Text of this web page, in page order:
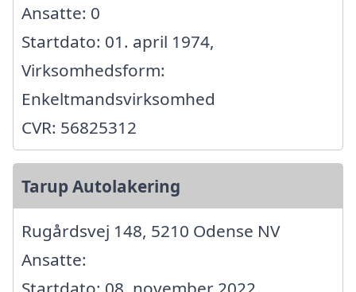
Ansatte: 0
Startdato: 01. april 1974,
Virksomhedsform:
Enkeltmandsvirksomhed
CVR: 56825312
Tarup Autolakering
Rugårdsvej 148, 5210 Odense NV
Ansatte: